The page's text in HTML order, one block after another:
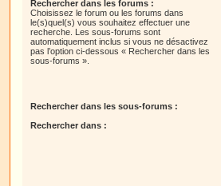
Rechercher dans les forums :
Choisissez le forum ou les forums dans
le(s)quel(s) vous souhaitez effectuer une
recherche. Les sous-forums sont
automatiquement inclus si vous ne désactivez
pas l’option ci-dessous « Rechercher dans les
sous-forums ».
Rechercher dans les sous-forums :
Rechercher dans :